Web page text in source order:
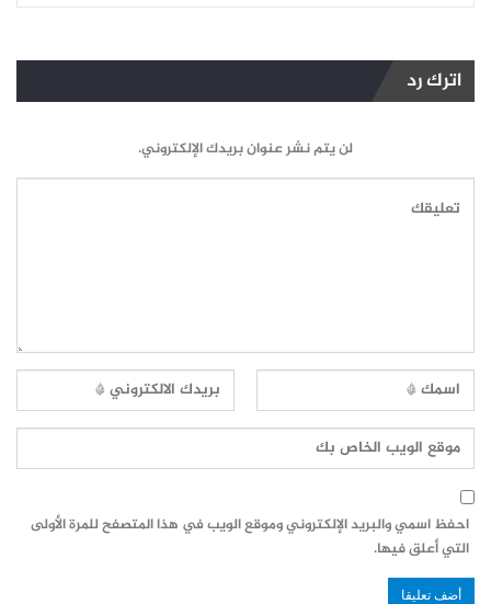
اترك رد
لن يتم نشر عنوان بريدك الإلكتروني.
احفظ اسمي والبريد الإلكتروني وموقع الويب في هذا المتصفح للمرة الأولى
التي أعلق فيها.